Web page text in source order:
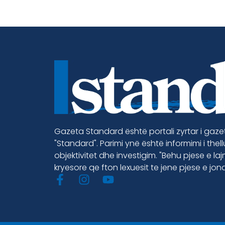
Gazeta Standard është portali zyrtar i
"Standard". Parimi ynë është informimi i
objektivitet dhe investigim. "Behu pjese e
kryesore qe fton lexuesit te jene pjese e